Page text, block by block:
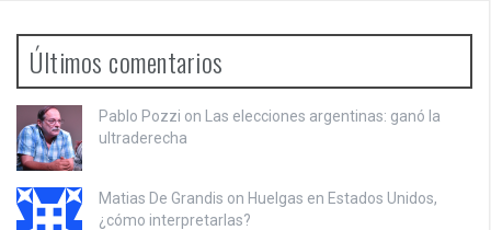
Últimos comentarios
Pablo Pozzi on Las elecciones argentinas: ganó la
ultraderecha
Matias De Grandis on Huelgas en Estados Unidos,
¿cómo interpretarlas?